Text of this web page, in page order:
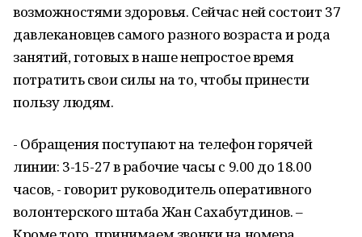
возможностями здоровья. Сейчас ней состоит 37
давлекановцев самого разного возраста и рода
занятий, готовых в наше непростое время
потратить свои силы на то, чтобы принести
пользу людям.
- Обращения поступают на телефон горячей
линии: 3-15-27 в рабочие часы с 9.00 до 18.00
часов, - говорит руководитель оперативного
волонтерского штаба Жан Сахабутдинов. –